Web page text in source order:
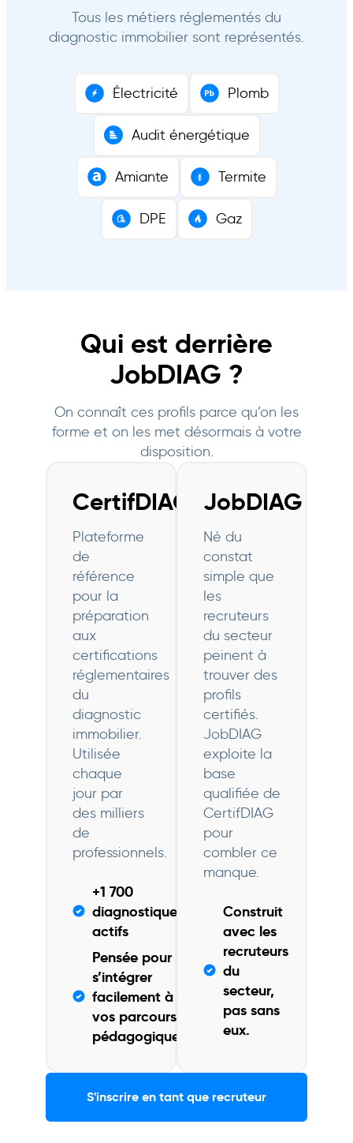
Tous les métiers réglementés du
diagnostic immobilier sont représentés.
Électricité Plomb
Audit énergétique
Amiante Termite
DPE Gaz
Qui est derrière
JobDIAG ?
On connaît ces profils parce qu’on les
forme et on les met désormais à votre
disposition.
CertifDIAG
Plateforme
de
référence
pour la
préparation
aux
certifications
réglementaires
du
diagnostic
immobilier.
Utilisée
chaque
jour par
des milliers
de
professionnels.
+1 700
diagnostiqueurs
actifs
Pensée pour
s’intégrer
facilement à
vos parcours
pédagogiques
JobDIAG
Né du
constat
simple que
les
recruteurs
du secteur
peinent à
trouver des
profils
certifiés.
JobDIAG
exploite la
base
qualifiée de
CertifDIAG
pour
combler ce
manque.
Construit
avec les
recruteurs
du
secteur,
pas sans
eux.
S'inscrire en tant que recruteur